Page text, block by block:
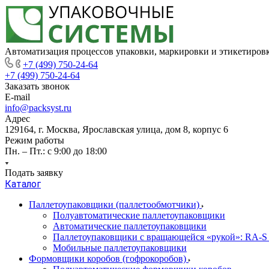
Автоматизация процессов упаковки, маркировки и
+7 (499) 750-24-64
+7 (499) 750-24-64
Заказать звонок
E-mail
info@packsyst.ru
Адрес
129164, г. Москва, Ярославская улица, дом 8, корпус 6
Режим работы
Пн. – Пт.: с 9:00 до 18:00
Подать заявку
Каталог
Паллетоупаковщики (паллетообмотчики)
Полуавтоматические паллетоупаковщики
Автоматические паллетоупаковщики
Паллетоупаковщики с вращающейся «рукой»: RA-
Мобильные паллетоупаковщики
Формовщики коробов (гофрокоробов)